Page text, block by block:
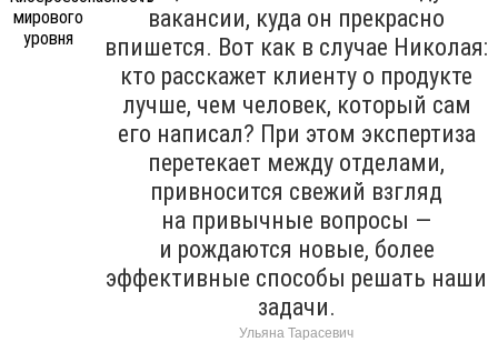
вакансии, куда он прекрасно
впишется. Вот как в случае Николая:
кто расскажет клиенту о продукте
лучше, чем человек, который сам
его написал? При этом экспертиза
перетекает между отделами,
привносится свежий взгляд
на привычные вопросы —
и рождаются новые, более
эффективные способы решать наши
задачи.
Ульяна Тарасевич